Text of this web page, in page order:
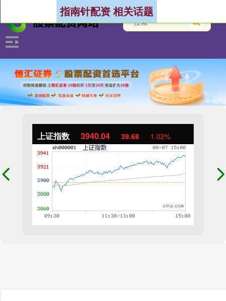
上证指数 3940.04 39.68 1.02%
指南针配资 相关话题